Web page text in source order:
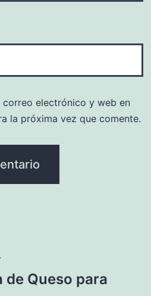
correo electrónico y web en
la próxima vez que comente.
de Queso para